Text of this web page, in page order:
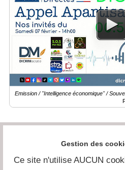
Emission / "Intelligence économique" /
Gestion des
Ce site n'utilise AUCUN